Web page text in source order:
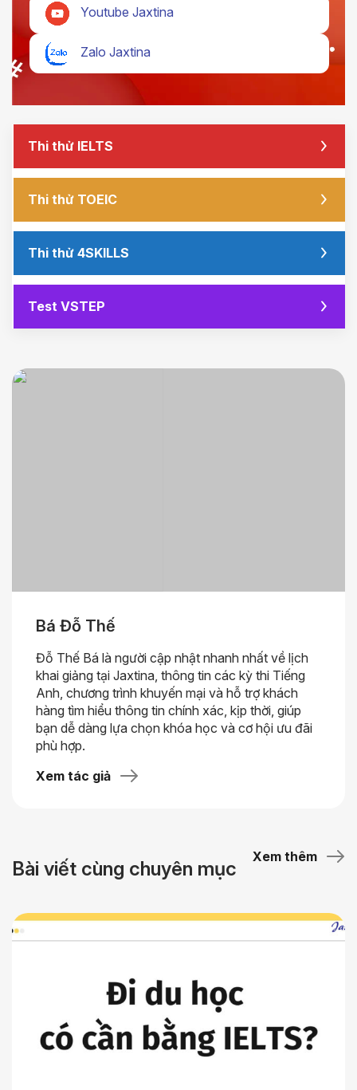
Youtube Jaxtina
Zalo Jaxtina
Thi thử IELTS
Thi thử TOEIC
Thi thử 4SKILLS
Test VSTEP
Bá Đỗ Thế
Đỗ Thế Bá là người cập nhật nhanh nhất về lịch
khai giảng tại Jaxtina, thông tin các kỳ thi Tiếng
Anh, chương trình khuyến mại và hỗ trợ khách
hàng tìm hiểu thông tin chính xác, kịp thời, giúp
bạn dễ dàng lựa chọn khóa học và cơ hội ưu đãi
phù hợp.
Xem tác giả
Bài viết cùng chuyên mục
Xem thêm